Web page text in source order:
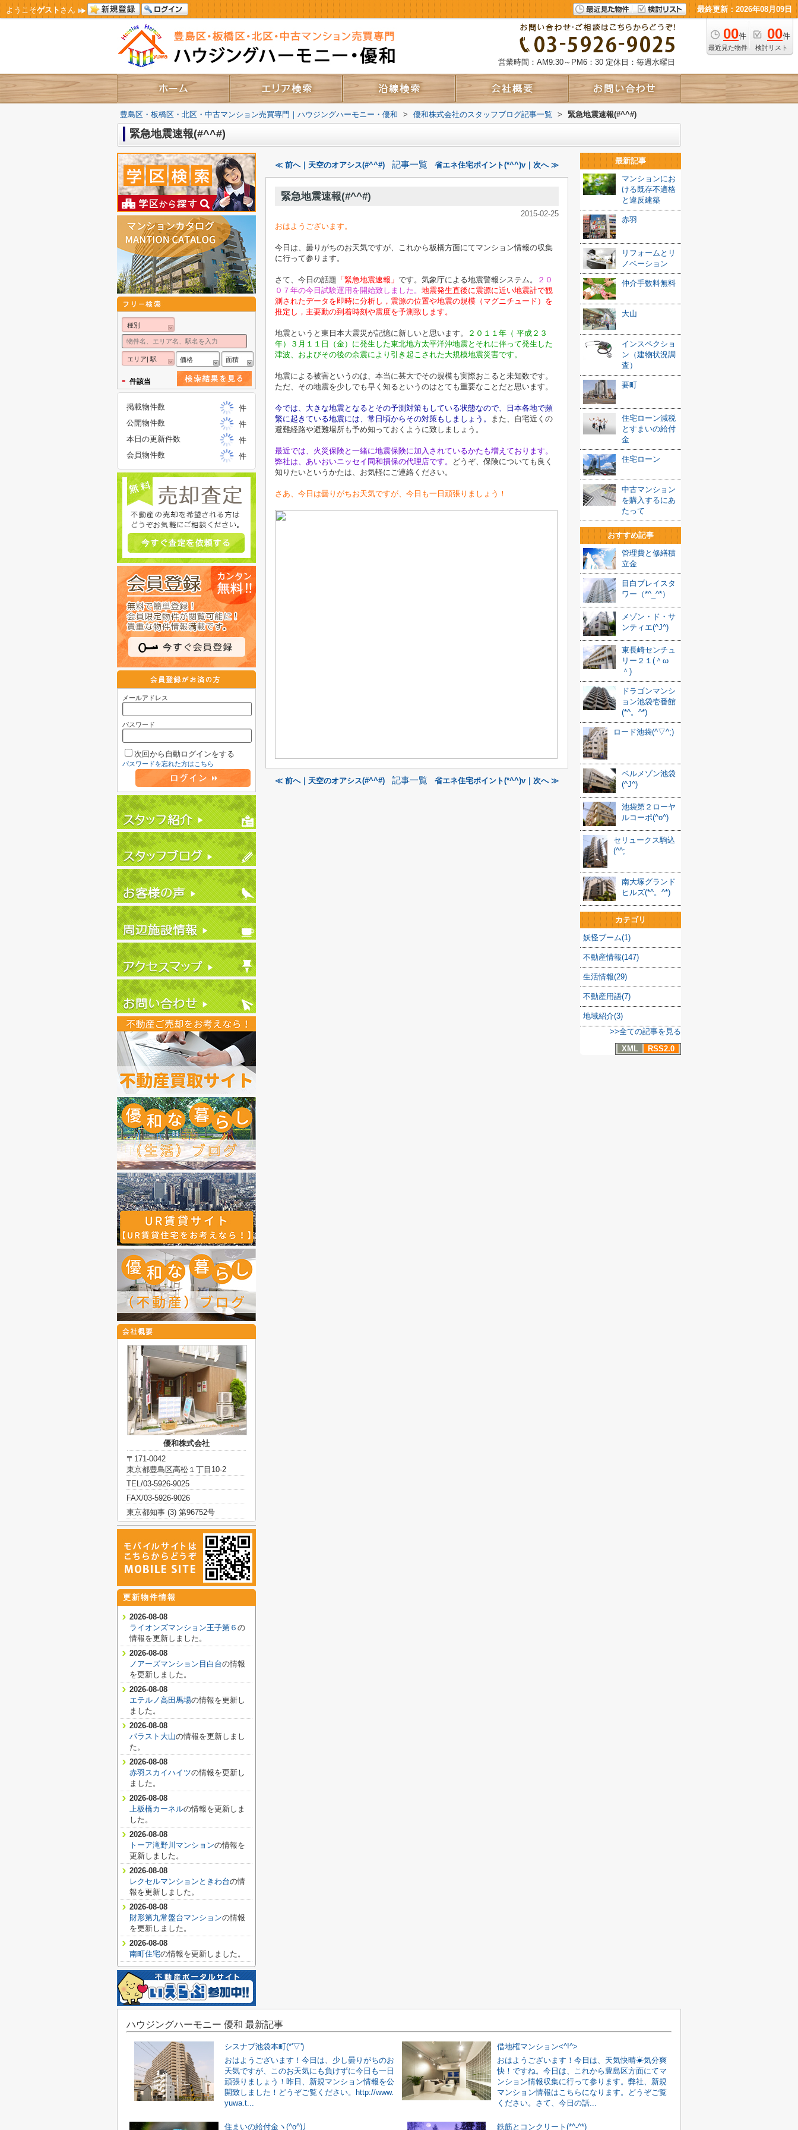
ようこそゲストさん 最終更新：2026年08月09日
00件
最近見た物件
00件
検討リスト
営業時間：AM9:30～PM6：30 定休日：毎週水曜日
豊島区・板橋区・北区・中古マンション売買専門｜ハウジングハーモニー・優和 > 優和株式会社のスタッフブログ記事一覧 > 緊急地震速報(#^^#)
緊急地震速報(#^^#)
≪ 前へ｜天空のオアシス(#^^#) 記事一覧 省エネ住宅ポイント(*^^)v｜次へ ≫
緊急地震速報(#^^#)
2015-02-25
おはようございます。
今日は、曇りがちのお天気ですが、これから板橋方面にてマンション情報の収集
に行って参ります。
さて、今日の話題 「緊急地震速報」 です。気象庁による地震警報システム。
２０
０７年の今日試験運用を開始致しました。 地震発生直後に震源に近い地震計で観
測されたデータを即時に分析し，震源の位置や地震の規模（マグニチュード）を
推定し，主要動の到着時刻や震度を予測致します。
地震というと東日本大震災が記憶に新しいと思います。
２０１１年（ 平成２３
年）３月１１日（金）に発生した東北地方太平洋沖地震とそれに伴って発生した
津波、およびその後の余震により引き起こされた大規模地震災害です。
地震による被害というのは、本当に甚大でその規模も実際おこると未知数です。
ただ、その地震を少しでも早く知るというのはとても重要なことだと思います。
今では、大きな地震となるとその予測対策もしている状態なので、日本各地で頻
繁に起きている地震には、常日頃からその対策もしましょう。
また、自宅近くの
避難経路や避難場所も予め知っておくように致しましょう。
最近では、火災保険と一緒に地震保険に加入されているかたも増えております。
弊社は、あいおいニッセイ同和損保の代理店です。
どうぞ、保険についても良く
知りたいというかたは、お気軽にご連絡ください。
さあ、今日は曇りがちお天気ですが、今日も一日頑張りましょう！
≪ 前へ｜天空のオアシス(#^^#) 記事一覧 省エネ住宅ポイント(*^^)v｜次へ ≫
最新記事
マンションにお
ける既存不適格
と違反建築
赤羽
リフォームとリ
ノベーション
仲介手数料無料
大山
インスペクショ
ン（建物状況調
査）
要町
住宅ローン減税
とすまいの給付
金
住宅ローン
中古マンション
を購入するにあ
たって
おすすめ記事
管理費と修繕積
立金
目白プレイスタ
ワー（*^_^*）
メゾン・ド・サ
ンティエ(^J^)
東長崎センチュ
リー２１(＾ω
＾)
ドラゴンマンシ
ョン池袋壱番館
(*^。^*)
ロード池袋(^▽^;)
ベルメゾン池袋
(^J^)
池袋第２ローヤ
ルコーポ(^o^)
セリュークス駒込
(^^;
南大塚グランド
ヒルズ(*^。^*)
カテゴリ
妖怪ブーム(1)
不動産情報(147)
生活情報(29)
不動産用語(7)
地域紹介(3)
>>全ての記事を見る
XML
RSS2.0
種別
エリア| 駅 価格 面積
- 件該当
掲載物件数
件
公開物件数
件
本日の更新件数
件
会員物件数
件
メールアドレス
パスワード
次回から自動ログインをする
パスワードを忘れた方はこちら
優和株式会社
〒171-0042
東京都豊島区高松１丁目10-2
TEL/03-5926-9025
FAX/03-5926-9026
東京都知事 (3) 第96752号
更新物件情報
2026-08-08
ライオンズマンション王子第６ の
情報を更新しました。
2026-08-08
ノアーズマンション目白台の情報
を更新しました。
2026-08-08
エテルノ高田馬場の情報を更新し
ました。
2026-08-08
パラスト大山の情報を更新しまし
た。
2026-08-08
赤羽スカイハイツの情報を更新し
ました。
2026-08-08
上板橋カーネルの情報を更新しま
した。
2026-08-08
トーア滝野川マンションの情報を
更新しました。
2026-08-08
レクセルマンションときわ台の情
報を更新しました。
2026-08-08
財形第九常盤台マンションの情報
を更新しました。
2026-08-08
南町住宅の情報を更新しました。
ハウジングハーモニー 優和 最新記事
シスナブ池袋本町(*'▽')
おはようございます！今日は、少し曇りがちのお
天気ですが、このお天気にも負けずに今日も一日
頑張りましょう！昨日、新規マンション情報を公
開致しました！どうぞご覧ください。http://www.
yuwa.t...
借地権マンション<^!^>
おはようございます！今日は、天気快晴☀気分爽
快！ですね。今日は、これから豊島区方面にてマ
ンション情報収集に行って参ります。弊社、新規
マンション情報はこちらになります。どうぞご覧
ください。さて、今日の話...
住まいの給付金ヽ(^o^)丿 鉄筋とコンクリート(*^-^*)